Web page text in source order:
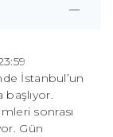
İstanbul’un
başlıyor.
sonrası
Gün